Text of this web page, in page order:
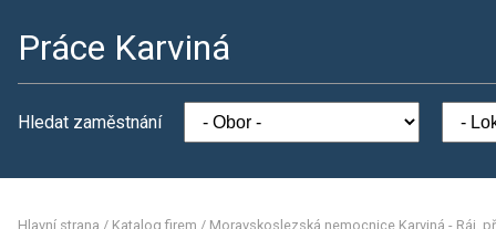
Práce Karviná
Hledat zaměstnání
Hlavní strana / Katalog firem / Moravskoslezská nemocnice Karviná - Ráj,